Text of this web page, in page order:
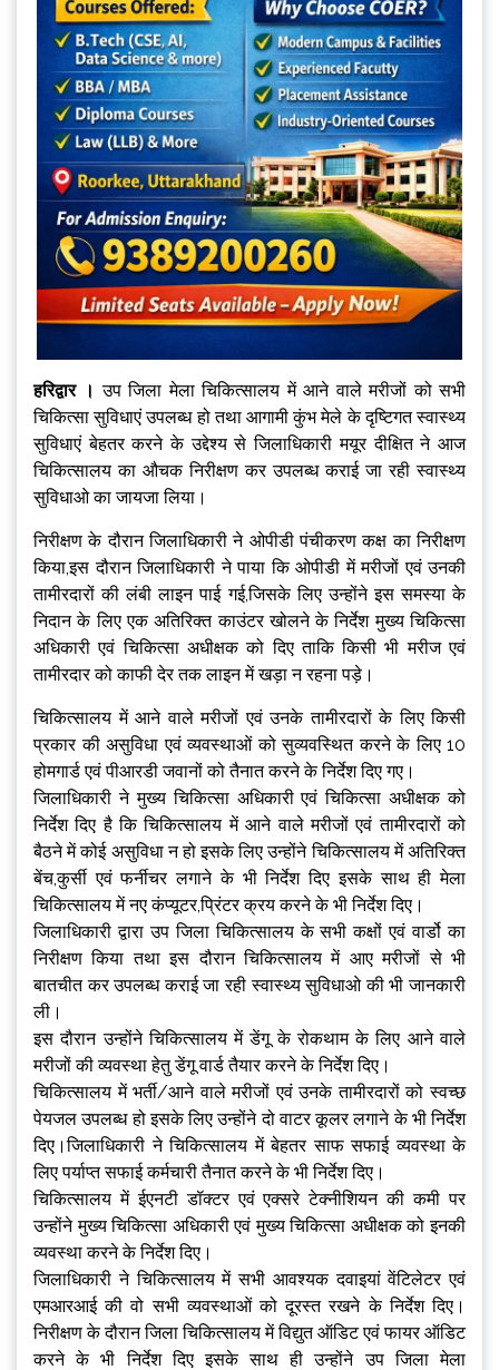
हरिद्वार । उप जिला मेला चिकित्सालय में आने वाले मरीजों को सभी
चिकित्सा सुविधाएं उपलब्ध हो तथा आगामी कुंभ मेले के दृष्टिगत स्वास्थ्य
सुविधाएं बेहतर करने के उद्देश्य से जिलाधिकारी मयूर दीक्षित ने आज
चिकित्सालय का औचक निरीक्षण कर उपलब्ध कराई जा रही स्वास्थ्य
सुविधाओ का जायजा लिया।
निरीक्षण के दौरान जिलाधिकारी ने ओपीडी पंचीकरण कक्ष का निरीक्षण
किया,इस दौरान जिलाधिकारी ने पाया कि ओपीडी में मरीजों एवं उनकी
तामीरदारों की लंबी लाइन पाई गई,जिसके लिए उन्होंने इस समस्या के
निदान के लिए एक अतिरिक्त काउंटर खोलने के निर्देश मुख्य चिकित्सा
अधिकारी एवं चिकित्सा अधीक्षक को दिए ताकि किसी भी मरीज एवं
तामीरदार को काफी देर तक लाइन में खड़ा न रहना पड़े।
चिकित्सालय में आने वाले मरीजों एवं उनके तामीरदारों के लिए किसी
प्रकार की असुविधा एवं व्यवस्थाओं को सुव्यवस्थित करने के लिए 10
होमगार्ड एवं पीआरडी जवानों को तैनात करने के निर्देश दिए गए।
जिलाधिकारी ने मुख्य चिकित्सा अधिकारी एवं चिकित्सा अधीक्षक को
निर्देश दिए है कि चिकित्सालय में आने वाले मरीजों एवं तामीरदारों को
बैठने में कोई असुविधा न हो इसके लिए उन्होंने चिकित्सालय में अतिरिक्त
बेंच,कुर्सी एवं फर्नीचर लगाने के भी निर्देश दिए इसके साथ ही मेला
चिकित्सालय में नए कंप्यूटर,प्रिंटर क्रय करने के भी निर्देश दिए।
जिलाधिकारी द्वारा उप जिला चिकित्सालय के सभी कक्षों एवं वार्डो का
निरीक्षण किया तथा इस दौरान चिकित्सालय में आए मरीजों से भी
बातचीत कर उपलब्ध कराई जा रही स्वास्थ्य सुविधाओ की भी जानकारी
ली।
इस दौरान उन्होंने चिकित्सालय में डेंगू के रोकथाम के लिए आने वाले
मरीजों की व्यवस्था हेतु डेंगू वार्ड तैयार करने के निर्देश दिए।
चिकित्सालय में भर्ती/आने वाले मरीजों एवं उनके तामीरदारों को स्वच्छ
पेयजल उपलब्ध हो इसके लिए उन्होंने दो वाटर कूलर लगाने के भी निर्देश
दिए।जिलाधिकारी ने चिकित्सालय में बेहतर साफ सफाई व्यवस्था के
लिए पर्याप्त सफाई कर्मचारी तैनात करने के भी निर्देश दिए।
चिकित्सालय में ईएनटी डॉक्टर एवं एक्सरे टेक्नीशियन की कमी पर
उन्होंने मुख्य चिकित्सा अधिकारी एवं मुख्य चिकित्सा अधीक्षक को इनकी
व्यवस्था करने के निर्देश दिए।
जिलाधिकारी ने चिकित्सालय में सभी आवश्यक दवाइयां वेंटिलेटर एवं
एमआरआई की वो सभी व्यवस्थाओं को दूरस्त रखने के निर्देश दिए।
निरीक्षण के दौरान जिला चिकित्सालय में विद्युत ऑडिट एवं फायर ऑडिट
करने के भी निर्देश दिए इसके साथ ही उन्होंने उप जिला मेला